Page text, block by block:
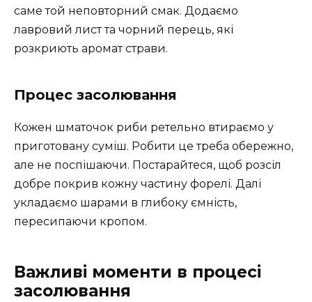
саме той неповторний смак. Додаємо
лавровий лист та чорний перець, які
розкриють аромат страви.
Процес засолювання
Кожен шматочок риби ретельно втираємо у
приготовану суміш. Робити це треба обережно,
але не поспішаючи. Постарайтеся, щоб розсіл
добре покрив кожну частину форелі. Далі
укладаємо шарами в глибоку ємність,
пересипаючи кропом.
Важливі моменти в процесі
засолювання